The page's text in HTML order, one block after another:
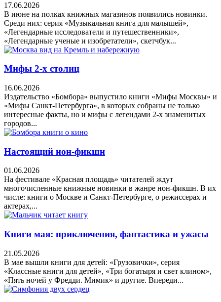
17.06.2026
В июне на полках книжных магазинов появились новинки.
Среди них: серия «Музыкальная книга для малышей»,
«Легендарные исследователи и путешественники»,
«Легендарные ученые и изобретатели», скетчбук...
Мифы 2-х столиц
16.06.2026
Издательство «Бомбора» выпустило книги «Мифы Москвы» и
«Мифы Санкт-Петербурга», в которых собраны не только
интересные факты, но и мифы с легендами 2-х знаменитых
городов...
Настоящий нон-фикшн
01.06.2026
На фестивале «Красная площадь» читателей ждут
многочисленные книжные новинки в жанре нон-фикшн. В их
числе: книги о Москве и Санкт-Петербурге, о режиссерах и
актерах,...
Книги мая: приключения, фантастика и ужасы
21.05.2026
В мае вышли книги для детей: «Грузовички», серия
«Классные книги для детей», «Три богатыря и свет клином»,
«Пять ночей у Фредди. Мимик» и другие. Впереди...